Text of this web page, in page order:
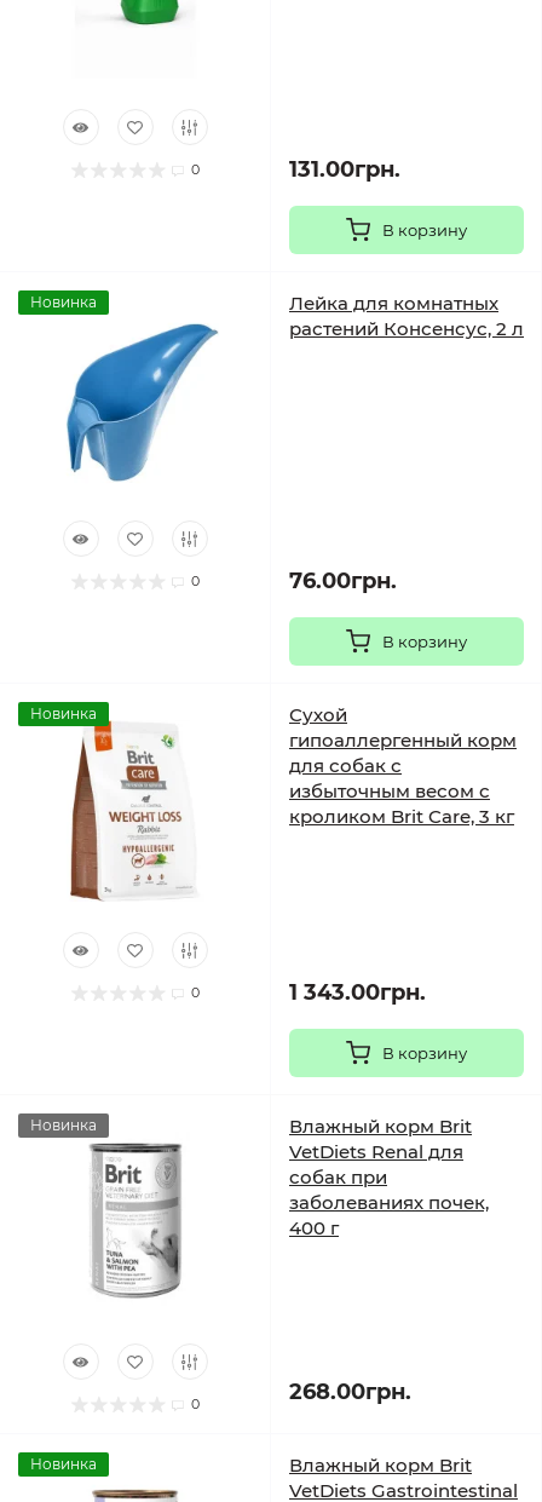
0 131.00грн.
В корзину
Новинка
0
Лейка для комнатных
растений Консенсус, 2 л
76.00грн.
В корзину
Новинка
0
Сухой
гипоаллергенный корм
для собак с
избыточным весом с
кроликом Brit Care, 3 кг
1 343.00грн.
В корзину
Новинка
0
Влажный корм Brit
VetDiets Renal для
собак при
заболеваниях почек,
400 г
268.00грн.
Новинка
Влажный корм Brit
VetDiets Gastrointestinal